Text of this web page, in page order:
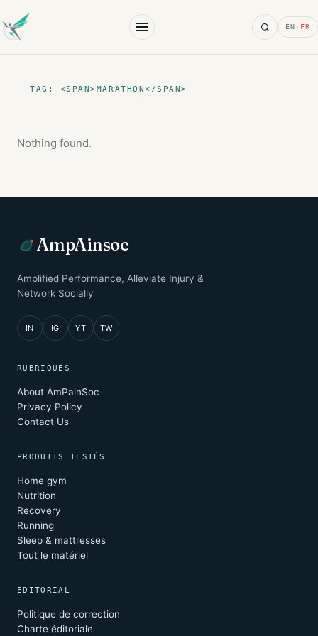
Search
EN · FR
TAG: <SPAN>MARATHON</SPAN>
Nothing found.
AmpAinsoc
Amplified Performance, Alleviate Injury &
Network Socially
IN IG YT TW
RUBRIQUES
About AmPainSoc
Privacy Policy
Contact Us
PRODUITS TESTÉS
Home gym
Nutrition
Recovery
Running
Sleep & mattresses
Tout le matériel
ÉDITORIAL
Politique de correction
Charte éditoriale